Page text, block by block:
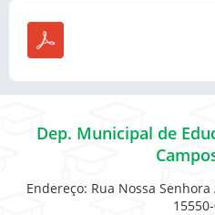
Dep. Municipal de
Endereço: Rua Nossa